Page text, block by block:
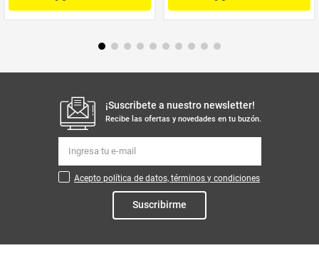
¡Suscribete a nuestro newsletter!
Recibe las ofertas y novedades en tu buzón.
Acepto política de datos, términos y condiciones
Suscribirme